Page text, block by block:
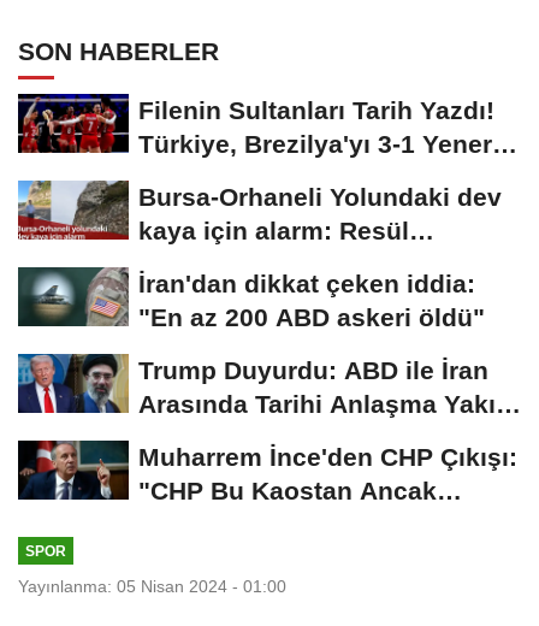
SON HABERLER
Filenin Sultanları Tarih Yazdı!
Türkiye, Brezilya'yı 3-1 Yenerek
Bursa-Orhaneli Yolundaki dev
kaya için alarm: Resül
Kaplan'dan yetkililere...
İran'dan dikkat çeken iddia:
"En az 200 ABD askeri öldü"
Trump Duyurdu: ABD ile İran
Arasında Tarihi Anlaşma Yakın!
Muharrem İnce'den CHP Çıkışı:
"CHP Bu Kaostan Ancak
SPOR
Yayınlanma: 05 Nisan 2024 - 01:00